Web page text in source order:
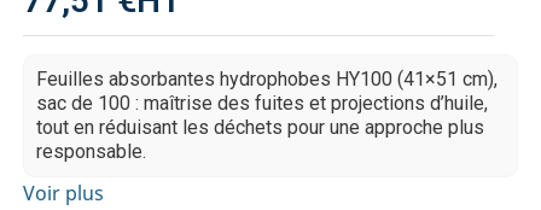
Feuilles absorbantes hydrophobes HY100 (41×51 cm),
sac de 100 : maîtrise des fuites et projections d’huile,
tout en réduisant les déchets pour une approche plus
responsable.
Voir plus